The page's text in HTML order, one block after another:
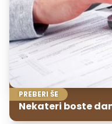
PREBERI ŠE
Nekateri boste